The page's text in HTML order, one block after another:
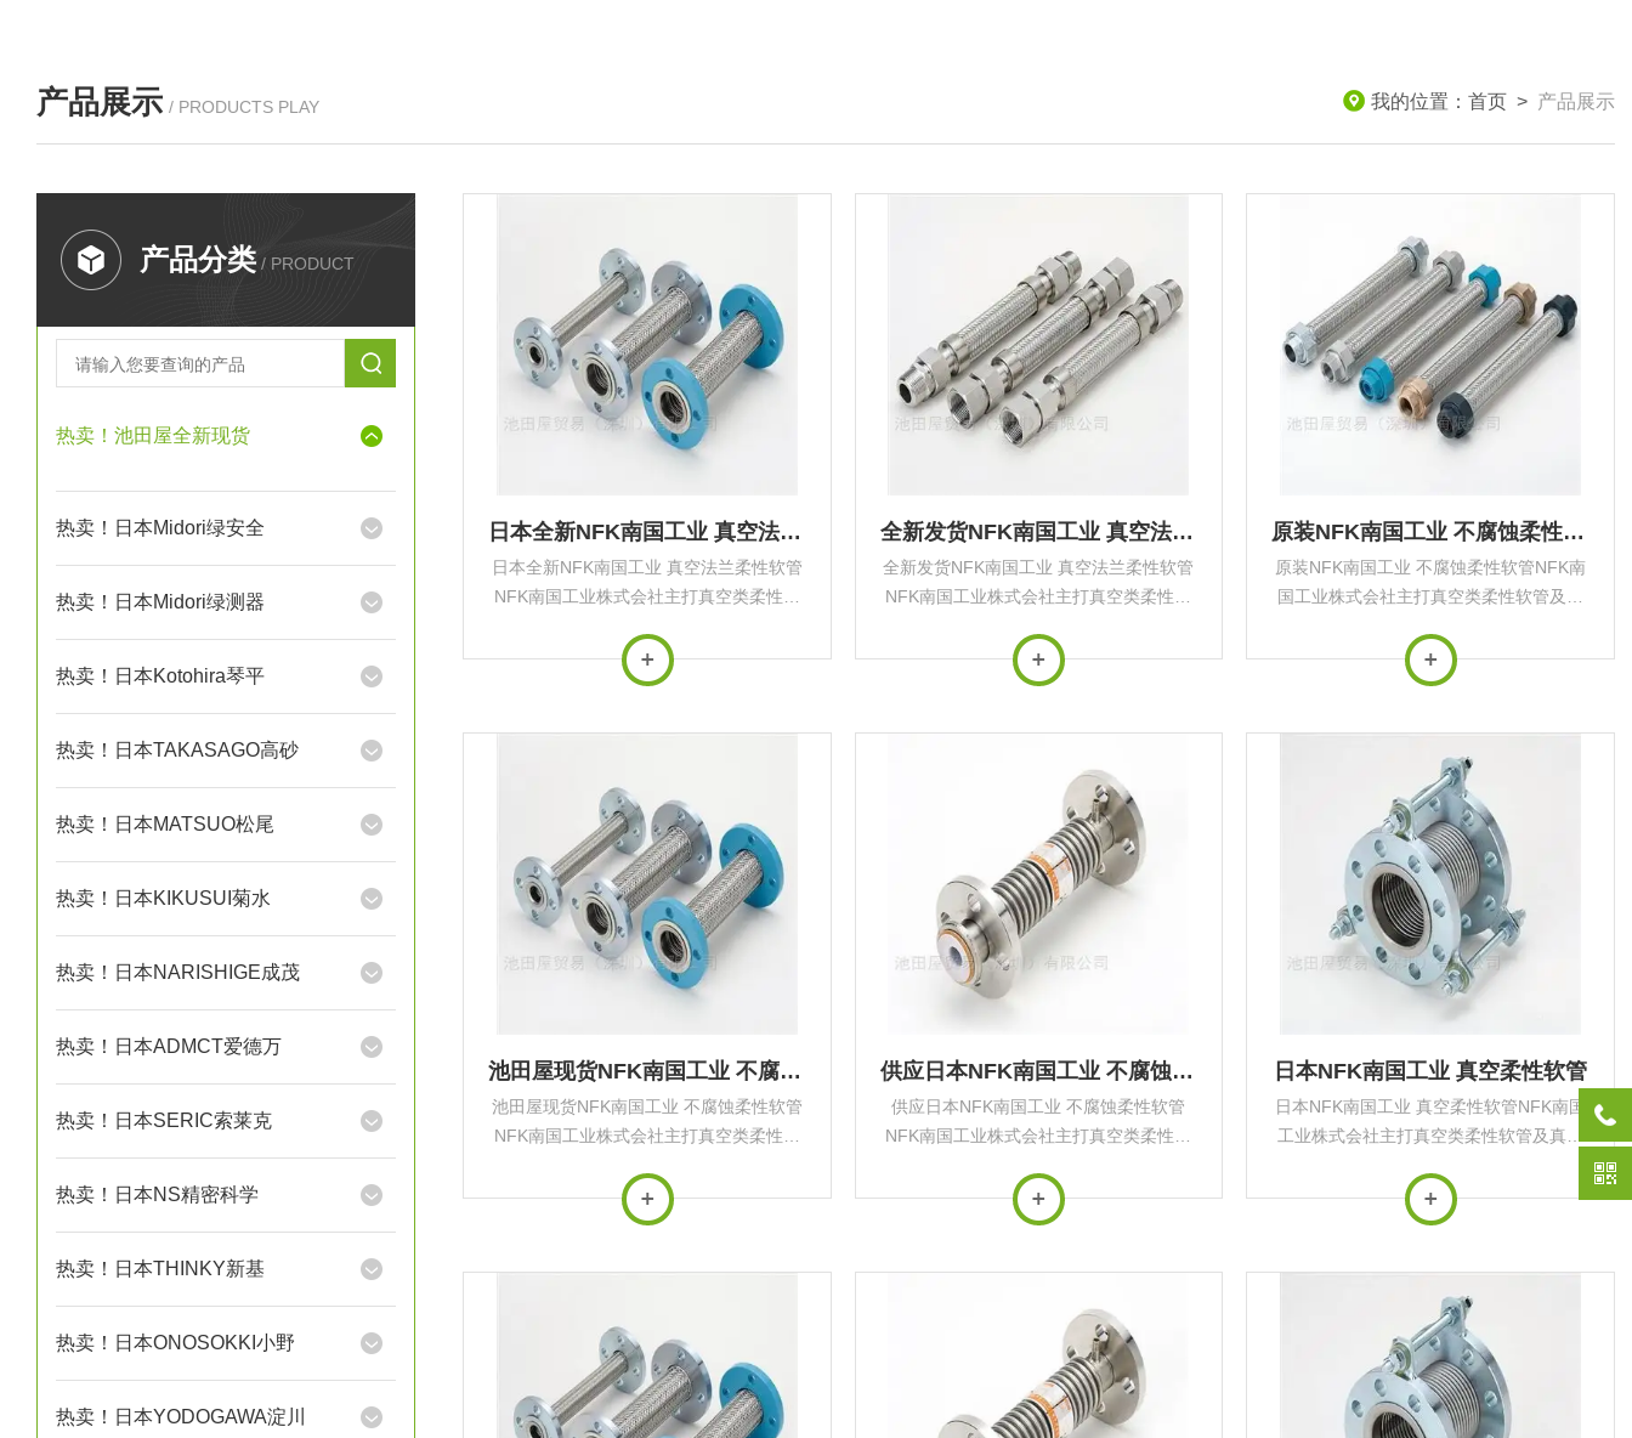
产品展示 / PRODUCTS PLAY 我的位置： 首页 > 产品展示
产品分类 / PRODUCT
热卖！池田屋全新现货
热卖！日本Midori绿安全
热卖！日本Midori绿测器
热卖！日本Kotohira琴平
热卖！日本TAKASAGO高砂
热卖！日本MATSUO松尾
热卖！日本KIKUSUI菊水
热卖！日本NARISHIGE成茂
热卖！日本ADMCT爱德万
热卖！日本SERIC索莱克
热卖！日本NS精密科学
热卖！日本THINKY新基
热卖！日本ONOSOKKI小野
热卖！日本YODOGAWA淀川
日本全新NFK南国工业 真空法兰柔性软管
日本全新NFK南国工业 真空法兰柔性软管
NFK南国工业株式会社主打真空类柔性软
兰柔性软管用途‌：用于真空管路的误差调
整、横向位移吸收、振动缓解以及角度偏
全新发货NFK南国工业 真空法兰柔性软管
全新发货NFK南国工业 真空法兰柔性软管
NFK南国工业株式会社主打真空类柔性软
兰柔性软管用途‌：用于真空管路的误差调
整、横向位移吸收、振动缓解以及角度偏
原装NFK南国工业 不腐蚀柔性软管
原装NFK南国工业 不腐蚀柔性软管NFK南
国工业株式会社主打真空类柔性软管及真
软管用途‌：用于真空管路的误差调整、横
向位移吸收、振动缓解以及角度偏转补
池田屋现货NFK南国工业 不腐蚀柔性软管
池田屋现货NFK南国工业 不腐蚀柔性软管
NFK南国工业株式会社主打真空类柔性软
兰柔性软管用途‌：用于真空管路的误差调
整、横向位移吸收、振动缓解以及角度偏
供应日本NFK南国工业 不腐蚀柔性软管
供应日本NFK南国工业 不腐蚀柔性软管
NFK南国工业株式会社主打真空类柔性软
兰柔性软管用途‌：用于真空管路的误差调
整、横向位移吸收、振动缓解以及角度偏
日本NFK南国工业 真空柔性软管
日本NFK南国工业 真空柔性软管NFK南国
工业株式会社主打真空类柔性软管及真空
管用途‌：用于真空管路的误差调整、横向
位移吸收、振动缓解以及角度偏转补偿，